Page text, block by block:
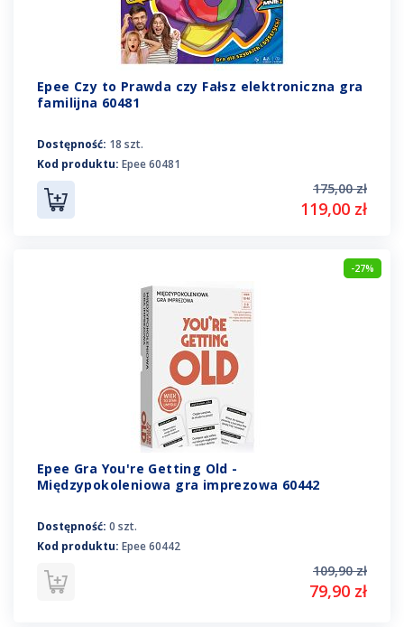
Epee Czy to Prawda czy Fałsz elektroniczna gra
familijna 60481
Dostępność: 18 szt.
Kod produktu: Epee 60481
175,00 zł
119,00 zł
-27%
Epee Gra You're Getting Old -
Międzypokoleniowa gra imprezowa 60442
Dostępność: 0 szt.
Kod produktu: Epee 60442
109,90 zł
79,90 zł